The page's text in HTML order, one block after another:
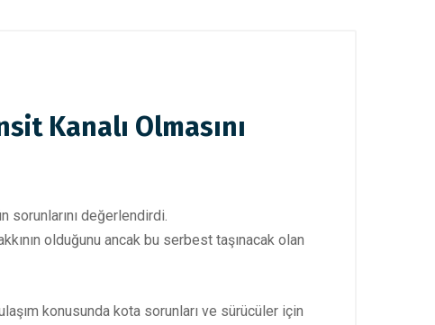
Kanalı Olmasını
sorunlarını değerlendirdi.
olduğunu ancak bu serbest taşınacak olan
konusunda kota sorunları ve sürücüler için